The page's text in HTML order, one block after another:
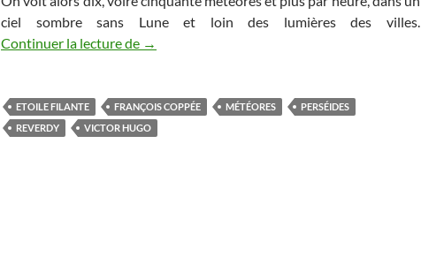
ciel sombre sans Lune et loin des lumières des villes.
Continuer la lecture de Le Météore du 13 Août
→
ETOILE FILANTE FRANÇOIS COPPÉE MÉTÉORES
PERSÉIDES
REVERDY
VICTOR HUGO